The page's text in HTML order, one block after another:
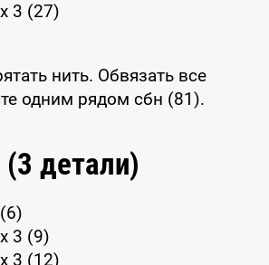
3 (27)
нить. Обвязать все
одним рядом сбн (81).
детали)
3 (9)
3 (12)